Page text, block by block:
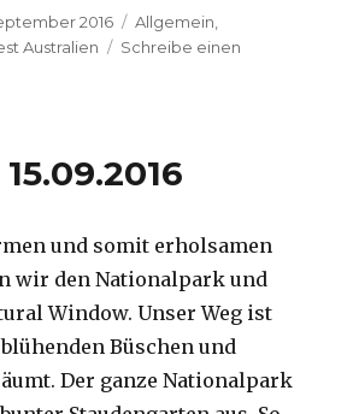
2016 Kategorien
Allgemein
Australien
Schreibe einen
und somit erholsamen
wir den Nationalpark und
Window. Unser Weg ist
Büschen und
Der ganze Nationalpark